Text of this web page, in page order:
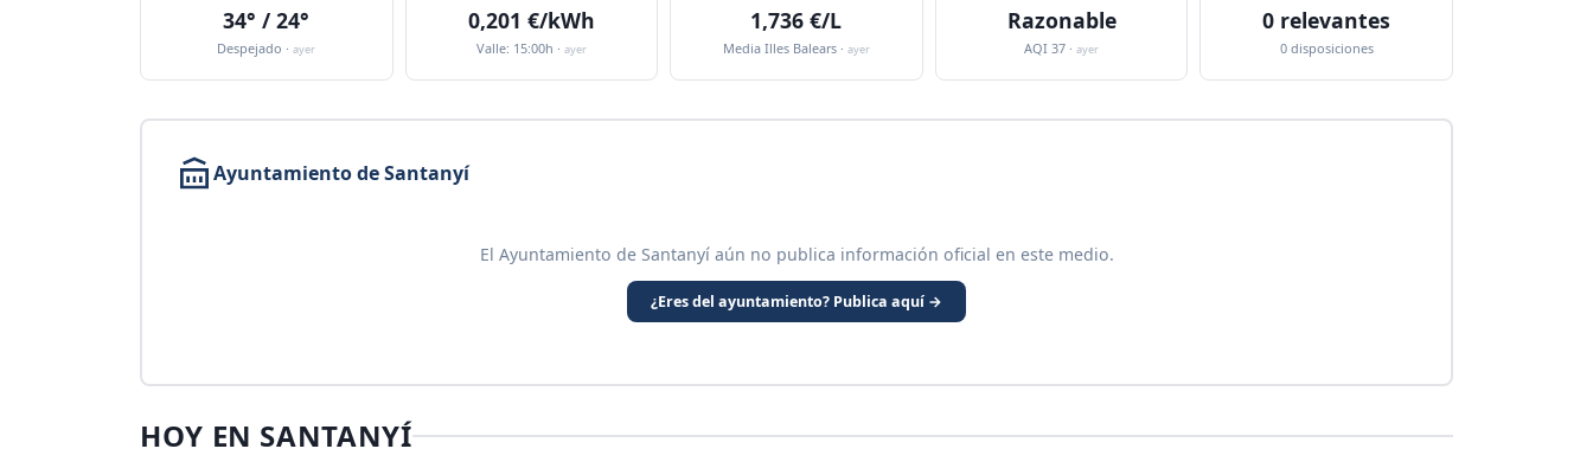
34° / 24°
Despejado ·ayer
0,201 €/kWh
Valle: 15:00h · ayer
1,736 €/L
Media Illes Balears · ayer
Razonable
AQI 37 ·ayer
0 relevantes
0 disposiciones
Ayuntamiento de Santanyí
El Ayuntamiento de Santanyí aún no publica información oficial en este medio.
¿Eres del ayuntamiento? Publica aquí →
HOY EN SANTANYÍ